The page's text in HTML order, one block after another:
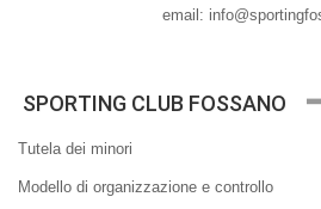
email:
SPORTING CLUB FOSSANO
Tutela dei minori
Modello di organizzazione e controllo